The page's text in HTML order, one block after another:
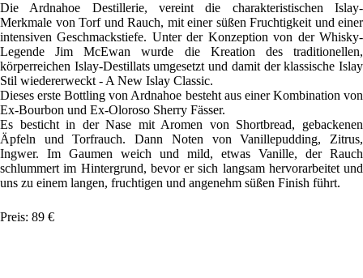
Die Ardnahoe Destillerie, vereint die charakteristischen Islay-
Merkmale von Torf und Rauch, mit einer süßen Fruchtigkeit und einer
intensiven Geschmackstiefe. Unter der Konzeption von der Whisky-
Legende Jim McEwan wurde die Kreation des traditionellen,
körperreichen Islay-Destillats umgesetzt und damit der klassische Islay
Stil wiedererweckt - A New Islay Classic.
Dieses erste Bottling von Ardnahoe besteht aus einer Kombination von
Ex-Bourbon und Ex-Oloroso Sherry Fässer.
Es besticht in der Nase mit Aromen von Shortbread, gebackenen
Äpfeln und Torfrauch. Dann Noten von Vanillepudding, Zitrus,
Ingwer. Im Gaumen weich und mild, etwas Vanille, der Rauch
schlummert im Hintergrund, bevor er sich langsam hervorarbeitet und
uns zu einem langen, fruchtigen und angenehm süßen Finish führt.
Preis: 89 €